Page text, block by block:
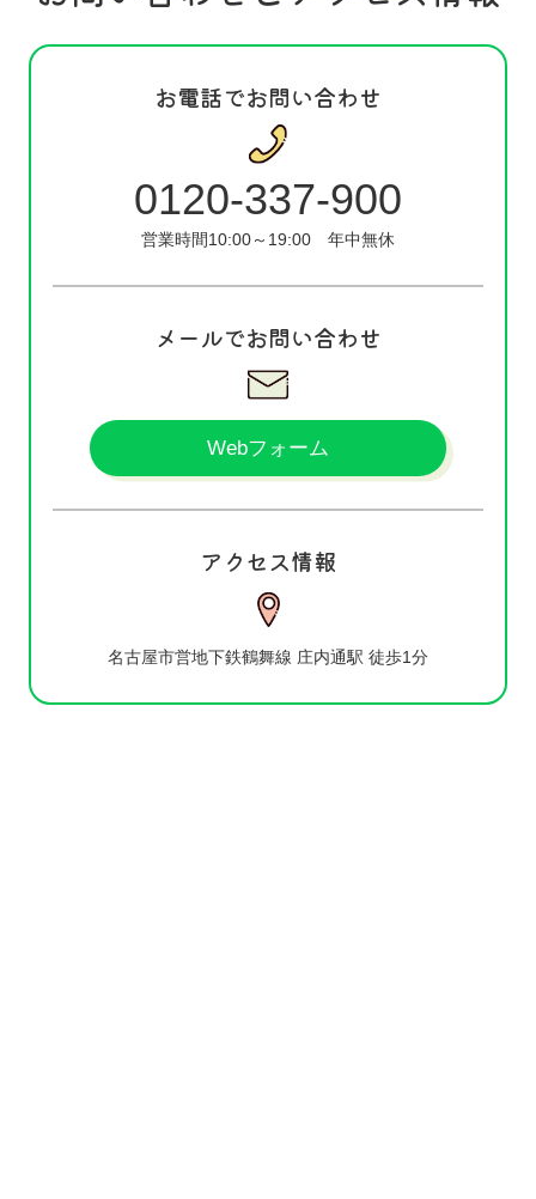
お電話でお問い合わせ
0120-337-900
営業時間10:00～19:00 年中無休
メールでお問い合わせ
Webフォーム
アクセス情報
名古屋市営地下鉄鶴舞線 庄内通駅 徒歩1分